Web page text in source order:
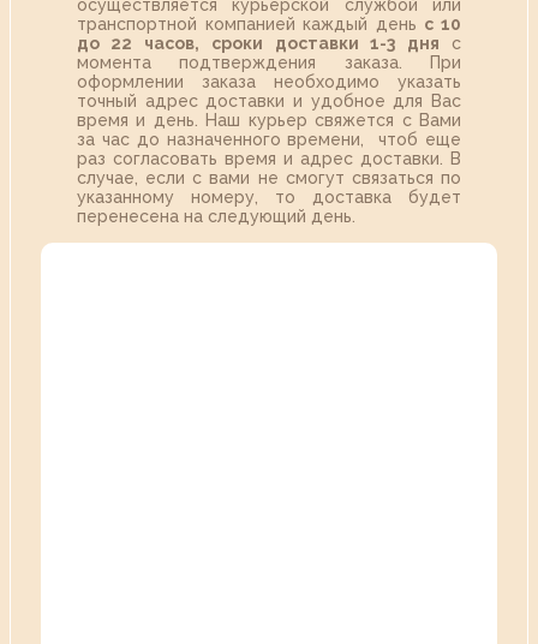
осуществляется курьерской службой или
транспортной компанией каждый день с 10
до 22 часов,
сроки доставки 1-3 дня с
момента подтверждения заказа. При
оформлении заказа необходимо указать
точный адрес доставки и удобное для Вас
время и день. Наш курьер свяжется с Вами
за час до назначенного времени, чтоб еще
раз согласовать время и адрес доставки. В
случае, если с вами не смогут связаться по
указанному номеру, то доставка будет
перенесена на следующий день.